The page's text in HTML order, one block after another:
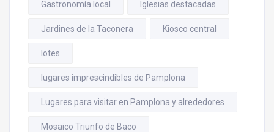
Gastronomía local Iglesias destacadas
Jardines de la Taconera Kiosco central
lotes
lugares imprescindibles de Pamplona
Lugares para visitar en Pamplona y alrededores
Mosaico Triunfo de Baco